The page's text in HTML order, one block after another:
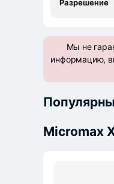
Разрешение
Мы не
информацию,
Micromax